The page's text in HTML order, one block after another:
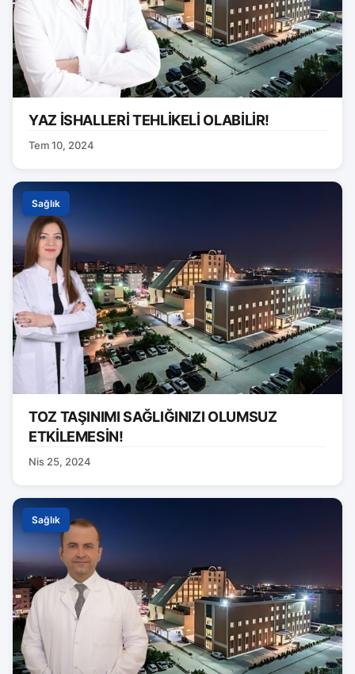
YAZ İSHALLERİ TEHLİKELİ OLABİLİR!
Tem 10, 2024
Sağlık
TOZ TAŞINIMI SAĞLIĞINIZI OLUMSUZ
ETKİLEMESİN!
Nis 25, 2024
Sağlık